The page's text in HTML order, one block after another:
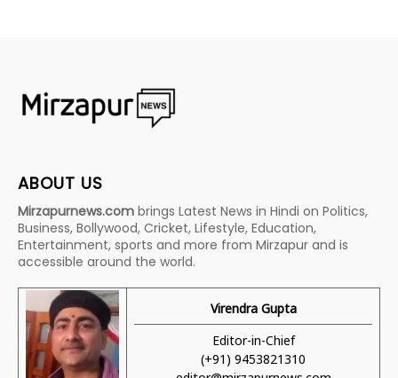
ABOUT US
Mirzapurnews.com brings Latest News in Hindi on Politics,
Business, Bollywood, Cricket, Lifestyle, Education,
Entertainment, sports and more from Mirzapur and is
accessible around the world.
Virendra Gupta
Editor-in-Chief
(+91) 9453821310